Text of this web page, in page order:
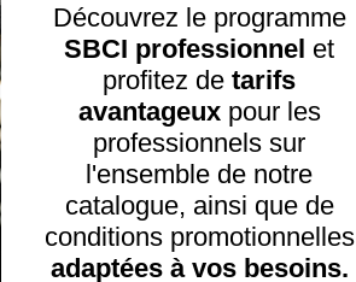
Découvrez le programme
SBCI professionnel et
profitez de tarifs
avantageuxpour les
professionnels sur
l'ensemble de notre
catalogue, ainsi que de
conditions promotionnelles
adaptées à vos besoins.